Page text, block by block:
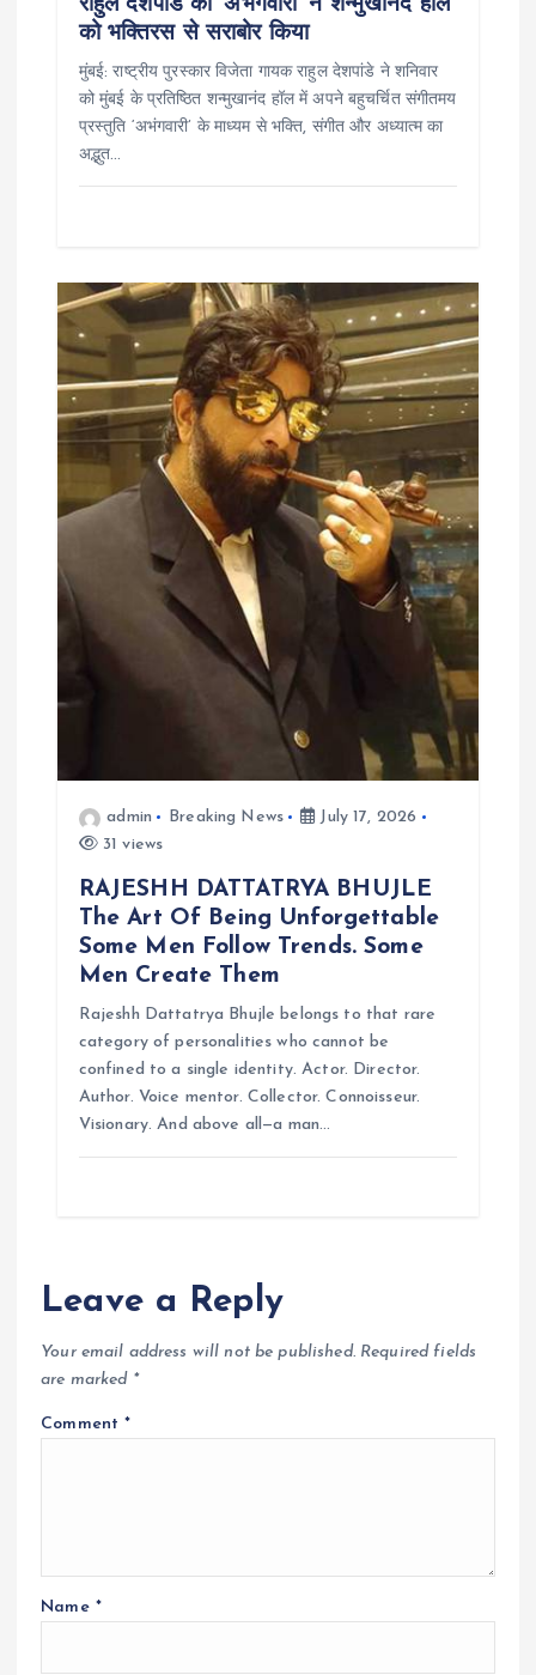
राहुल देशपांडे की ‘अभंगवारी’ ने शन्मुखानंद हॉल
को भक्तिरस से सराबोर किया
मुंबई: राष्ट्रीय पुरस्कार विजेता गायक राहुल देशपांडे ने शनिवार
को मुंबई के प्रतिष्ठित शन्मुखानंद हॉल में अपने बहुचर्चित संगीतमय
प्रस्तुति ‘अभंगवारी’ के माध्यम से भक्ति, संगीत और अध्यात्म का
अद्भुत…
admin Breaking News
July 17, 2026
31 views
RAJESHH DATTATRYA BHUJLE
The Art Of Being Unforgettable
Some Men Follow Trends. Some
Men Create Them
Rajeshh Dattatrya Bhujle belongs to that rare
category of personalities who cannot be
confined to a single identity. Actor. Director.
Author. Voice mentor. Collector. Connoisseur.
Visionary. And above all—a man…
Leave a Reply
Your email address will not be published. Required fields
are marked *
Comment*
Name *